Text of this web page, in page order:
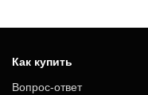
Как купить
Вопрос-ответ